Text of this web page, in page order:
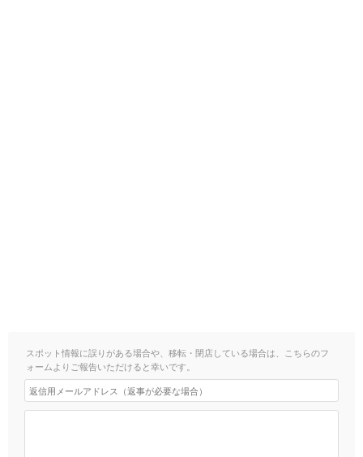
スポット情報に誤りがある場合や、移転・閉店している場合は、こちらのフ
ォームよりご報告いただけると幸いです。